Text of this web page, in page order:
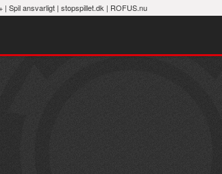
| Spil ansvarligt| stopspillet.dk | ROFUS.nu